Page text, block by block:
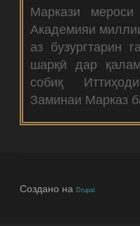
Маркази
Академияи
аз бузургтарин
шарқӣ дар
собиқ
Заминаи Марказ
Создано наDrupal